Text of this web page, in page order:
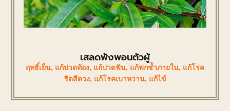
เสลดพังพอนตัวผู้
ฤทธิ์เย็น, แก้ปวดท้อง, แก้ปวดฟัน, แก้ฟกช้ำภายใน, แก้โรค
ริดสีดวง, แก้โรคเบาหวาน, แก้ไข้